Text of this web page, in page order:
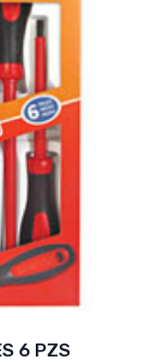
6 PZS